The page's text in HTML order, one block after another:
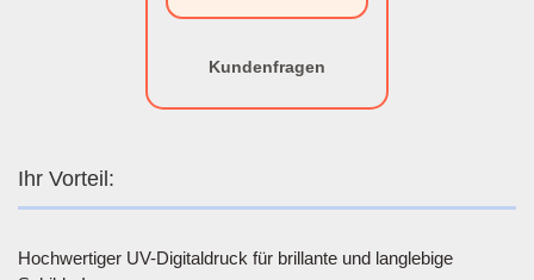
Kundenfragen
Ihr Vorteil:
Hochwertiger UV-Digitaldruck für brillante und langlebige